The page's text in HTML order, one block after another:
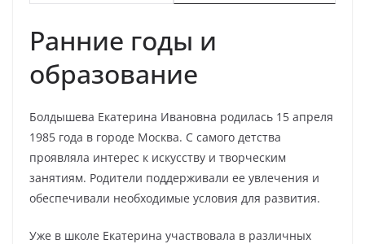
Ранние годы и
образование
Болдышева Екатерина Ивановна родилась 15 апреля
1985 года в городе Москва. С самого детства
проявляла интерес к искусству и творческим
занятиям. Родители поддерживали ее увлечения и
обеспечивали необходимые условия для развития.
Уже в школе Екатерина участвовала в различных